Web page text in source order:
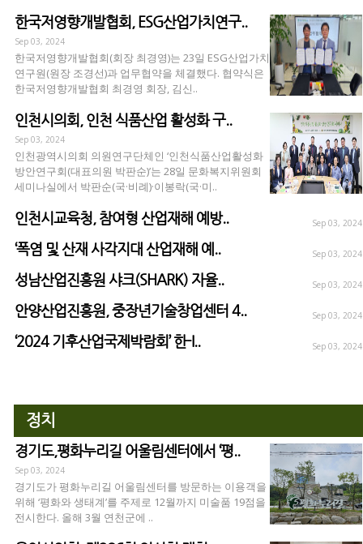
한국저영향개발협회, ESG산업가치연구..
Sep 03, 2024
한국저영향개발협회(회장 최경영)는 23일 ESG산업가치
연구원(원장 조경선)과 업무협약을 체결했다. 협약식은
한국저영향개발협회 최경영 회장, 김신..
인천시의회, 인천 식품산업 활성화 구..
Sep 03, 2024
인천광역시의회 의원연구단체인 ‘인천식품산업활성화
방안연구회(대표의원 박판순)’는 28일 문화복지위원회
세미나실에서 박판순(국·비례)·이봉락(국·미..
Sep 03, 2024
인천시교육청, 참여형 산업재해 예방..
Sep 03, 2024
‘폭염 및 산재 사각지대 산업재해 예..
Sep 03, 2024
성남산업진흥원 샤크(SHARK) 자율..
Sep 03, 2024
안양산업진흥원, 중장년기술창업센터 4..
Sep 03, 2024
‘2024 기후산업국제박람회’ 한-I..
정치
경기도,평화누리길 어울림센터에서 ‘평..
Sep 03, 2024
경기도가 평화누리길 어울림센터를 방문하는 이용객을
위해 ‘평화와 생태계’를 주제로 12월까지 미술품 19점을
전시한다. 올해 3월 연천군에 ..